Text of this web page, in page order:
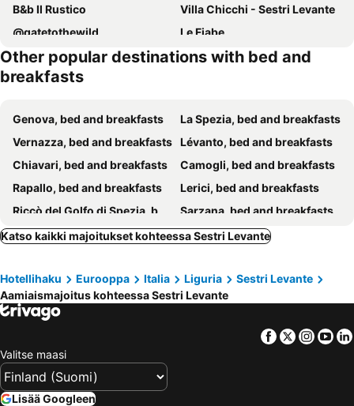
B&b Il Rustico
Villa Chicchi - Sestri Levante
@gatetothewild
Le Fiabe
lungomare portoturistico
Botafogo
Castello Canevaro
Other popular destinations with bed and
breakfasts
Genova, bed and breakfasts
La Spezia, bed and breakfasts
Vernazza, bed and breakfasts Lévanto, bed and breakfasts
Chiavari, bed and breakfasts
Camogli, bed and breakfasts
Rapallo, bed and breakfasts
Lerici, bed and breakfasts
Riccò del Golfo di Spezia, bed and breakfasts
Sarzana, bed and breakfasts
Monterosso al Mare, bed and breakfasts
Portovénere, bed and breakfasts
Bonassola, bed and breakfasts
Ne, bed and breakfasts
Vezzano Ligure, bed and breakfasts
Moneglia, bed and breakfasts
Villafranca in Lunigiana, bed and breakfasts
Corniglia, bed and breakfasts
Zoagli, bed and breakfasts
Sori, bed and breakfasts
Avegno, bed and breakfasts
Katso kaikki majoitukset kohteessa Sestri Levante
Hotellihaku Eurooppa Italia Liguria
Sestri Levante
Aamiaismajoitus kohteessa Sestri Levante
Facebook
Twitter
Valitse maasi
Lisää Googleen